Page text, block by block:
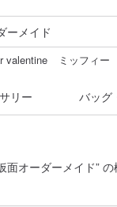
valentine ミッフィー
リー バッグ
面オーダーメイド”